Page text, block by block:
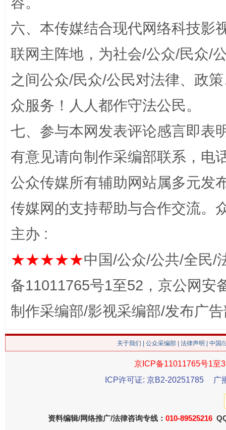
解纷+调解+退费，一次搞定
漫山遍野的桃花与雪山、麦地、白藏房 除
六、本传媒结合现代网络科技影
联网主阵地，为社会/公众/民众/
之间公众/民众/公民对法律、政
众服务！人人都作守法公民。
七、参与本网发表评论感言即表
有意见请向制作采编部联系，电
公众传媒所有辅助网站属多元发
传媒网的支持帮助与合作交流。
主办 :
★★★★★中国/公众/公共/全民/
备11011765号1至52，京公网安
制作采编部/影视采编部/发布广
关于我们 公众采编部 法律声明 | 中国
京ICP备11011765号1至
ICP许可证: 京B2-20251785
广
资料编辑/网络推广/法律咨询专线： 010-89525216